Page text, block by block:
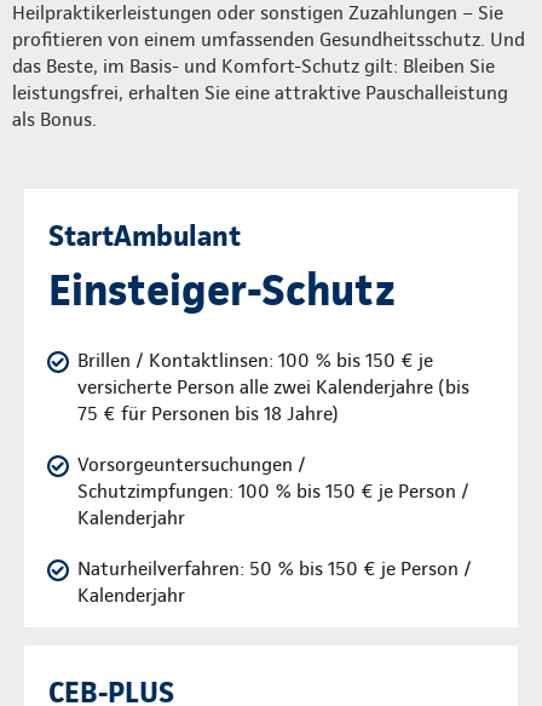
Heilpraktikerleistungen oder sonstigen Zuzahlungen – Sie
profitieren von einem umfassenden Gesundheitsschutz. Und
das Beste, im Basis- und Komfort-Schutz gilt: Bleiben Sie
leistungsfrei, erhalten Sie eine attraktive Pauschalleistung
als Bonus.
StartAmbulant
Einsteiger-Schutz
Brillen / Kontaktlinsen: 100 % bis 150 € je
versicherte Person alle zwei Kalenderjahre (bis
75 € für Personen bis 18 Jahre)
Vorsorgeuntersuchungen /
Schutzimpfungen: 100 % bis 150 € je Person /
Kalenderjahr
Naturheilverfahren: 50 % bis 150 € je Person /
Kalenderjahr
CEB-PLUS